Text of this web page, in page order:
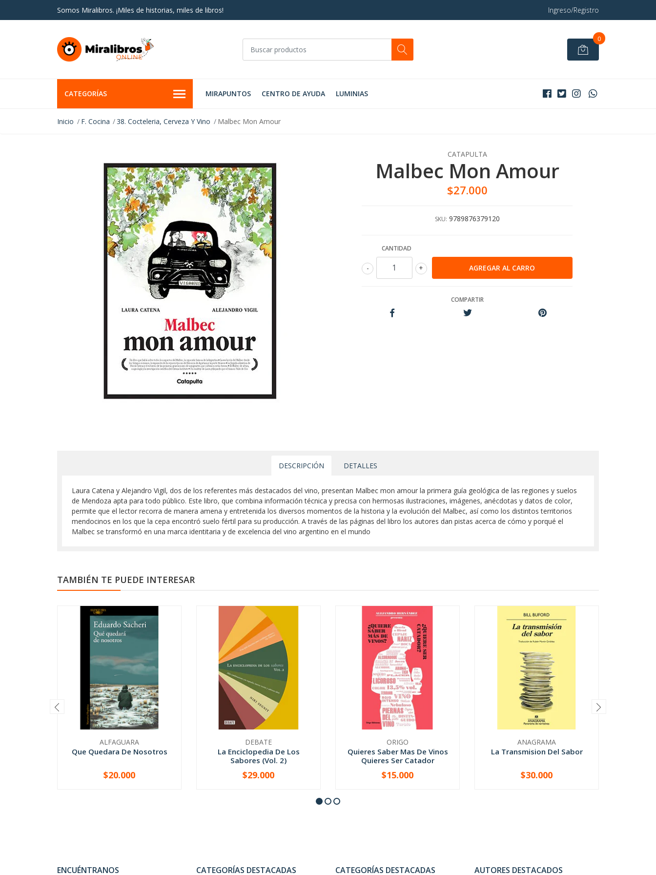
Somos Miralibros. ¡Miles de historias, miles de libros! Ingreso/Registro
0
CATEGORÍAS MIRAPUNTOS CENTRO DE AYUDA LUMINIAS
Inicio F. Cocina 38. Cocteleria, Cerveza Y Vino Malbec Mon Amour
CATAPULTA
Malbec Mon Amour
$27.000
SKU: 9789876379120
CANTIDAD
+
-
COMPARTIR
DESCRIPCIÓN DETALLES
Laura Catena y Alejandro Vigil, dos de los referentes más destacados del vino, presentan Malbec mon amour la primera guía geológica de las regiones y suelos
de Mendoza apta para todo público. Este libro, que combina información técnica y precisa con hermosas ilustraciones, imágenes, anécdotas y datos de color,
permite que el lector recorra de manera amena y entretenida los diversos momentos de la historia y la evolución del Malbec, así como los distintos territorios
mendocinos en los que la cepa encontró suelo fértil para su producción. A través de las páginas del libro los autores dan pistas acerca de cómo y porqué el
Malbec se transformó en una marca identitaria y de excelencia del vino argentino en el mundo
TAMBIÉN TE PUEDE INTERESAR
ALFAGUARA
Que Quedara De Nosotros
+
$20.000
DEBATE
La Enciclopedia De Los
Sabores (Vol. 2)
+
$29.000
ORIGO
Quieres Saber Mas De Vinos
Quieres Ser Catador
+
$15.000
ANAGRAMA
La Transmision Del Sabor
+
$30.000
ENCUÉNTRANOS CATEGORÍAS DESTACADAS CATEGORÍAS DESTACADAS AUTORES DESTACADOS